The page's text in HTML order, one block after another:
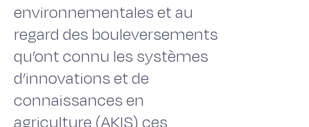
environnementales et au
regard des bouleversements
qu’ont connu les systèmes
d’innovations et de
connaissances en